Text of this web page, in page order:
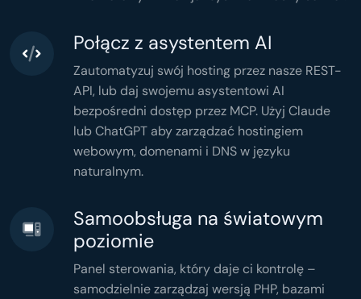
Połącz z asystentem AI
Zautomatyzuj swój hosting przez nasze REST-
API, lub daj swojemu asystentowi AI
bezpośredni dostęp przez MCP. Użyj Claude
lub ChatGPT aby zarządzać hostingiem
webowym, domenami i DNS w języku
naturalnym.
Samoobsługa na światowym
poziomie
Panel sterowania, który daje ci kontrolę –
samodzielnie zarządzaj wersją PHP, bazami
header('Cache-Control: no-store'
);
echo json_encode( $stats ,